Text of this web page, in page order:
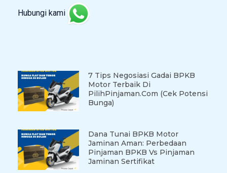
Hubungi kami
7 Tips Negosiasi Gadai BPKB
Motor Terbaik Di
PilihPinjaman.com (Cek Potensi
Bunga)
Dana Tunai BPKB Motor
Jaminan Aman: Perbedaan
Pinjaman BPKB Vs Pinjaman
Jaminan Sertifikat